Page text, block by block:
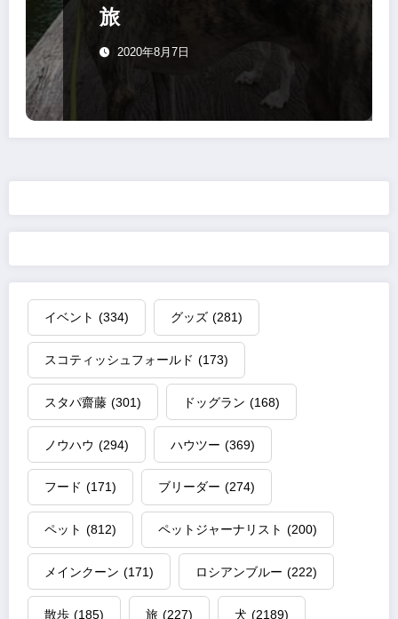
旅
2020年8月7日
イベント (334) グッズ (281)
スコティッシュフォールド (173)
スタパ齋藤 (301) ドッグラン (168)
ノウハウ (294) ハウツー (369)
フード (171) ブリーダー (274)
ペット (812) ペットジャーナリスト (200)
メインクーン (171) ロシアンブルー (222)
散歩 (185) 旅 (227) 犬 (2189)